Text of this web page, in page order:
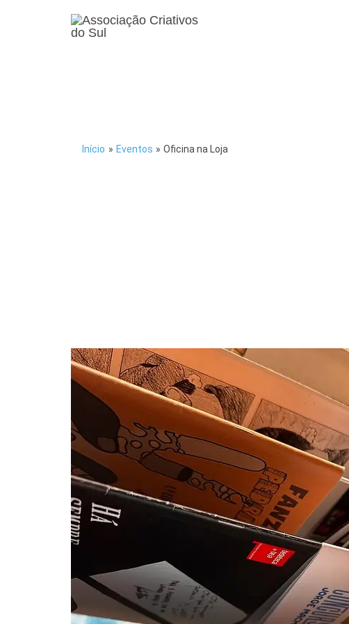
Início » Eventos » Oficina na Loja